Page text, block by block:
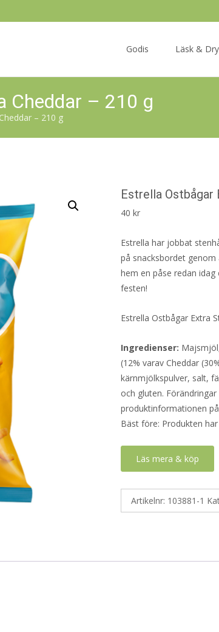
Godis Läsk &
Cheddar – 210 g
– 210 g
Estrella Ostbågar
40 kr
Estrella har jobbat
på snacksbordet
hem en påse redan
festen!
Estrella Ostbågar Extra
Ingredienser:
(12% varav Cheddar
kärnmjölkspulver, salt,
och gluten.
produktinformationen
Bäst före: Produkten
Läs mera & köp
Artikelnr: 103881-1